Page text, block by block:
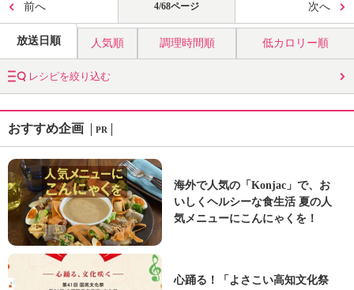
前へ 4/68ページ 次へ
放送日順 人気順 調理時間順 低カロリー順
レシピを絞り込む
おすすめ企画 PR
海外で人気の「Konjac」で、お
いしくヘルシーな食生活 夏の人
気メニューにこんにゃくを！
心踊る！「よさこい高知文化祭